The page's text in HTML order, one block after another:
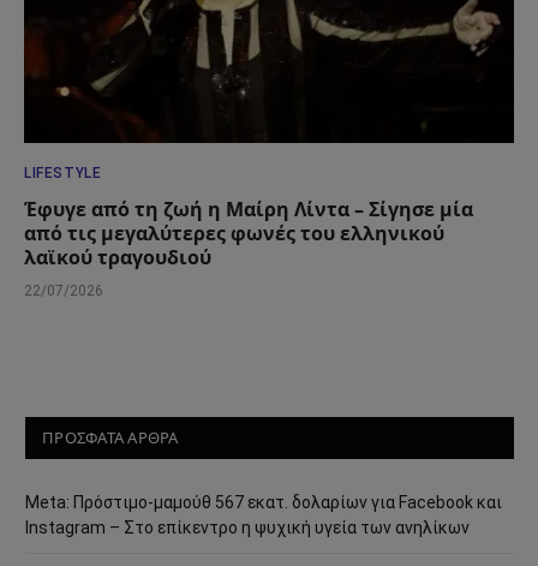
LIFESTYLE
Έφυγε από τη ζωή η Μαίρη Λίντα – Σίγησε μία
από τις μεγαλύτερες φωνές του ελληνικού
λαϊκού τραγουδιού
22/07/2026
ΠΡΟΣΦΑΤΑ ΑΡΘΡΑ
Meta: Πρόστιμο-μαμούθ 567 εκατ. δολαρίων για Facebook και
Instagram – Στο επίκεντρο η ψυχική υγεία των ανηλίκων